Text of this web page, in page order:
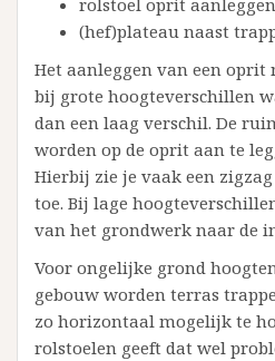
rolstoel oprit aanleggen
(hef)plateau naast
Het aanleggen van een oprit
bij grote hoogteverschillen
dan een laag verschil. De
worden op de oprit aan te
Hierbij zie je vaak een
toe. Bij lage
van het grondwerk naar de
Voor ongelijke grond
gebouw worden terras
zo horizontaal mogelijk te
rolstoelen geeft dat wel